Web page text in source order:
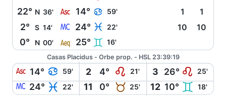
22° N 36' W 14° D 59' 1 1
2° S 14' X 24° L 22' 10 10
0° N 00' l 25° C 16'
Casas Placidus - Orbe prop. - HSL 23:39:19
W 14° D 59' 2 4° E 21' 3 26° E 25'
X 24° L 22' 11 0° B 25' 12 10° C 18'